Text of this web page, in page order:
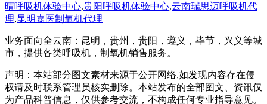
晴呼吸机体验中心,贵阳呼吸机体验中心,云南瑞思迈呼吸机代
理,昆明嘉医制氧机代理
业务面向全云南：昆明 ，贵州，贵阳，遵义，毕节，兴义等城
市，提供各类呼吸机，制氧机销售服务。
声明：本站部分图文素材来源于公开网络,如发现内容存在侵
权请及时联系管理员核实删除。本站发布的全部图文、资讯仅
为产品科普信息，仅供参考交流，不构成任何专业指导意见。